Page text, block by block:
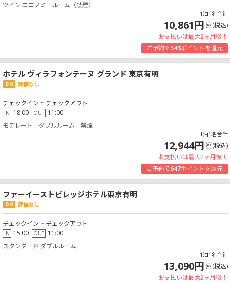
ツイン エコノミールーム（禁煙）
1泊1名合計
10,861円 (税込)
お支払いは最大2ヶ月後！
ご予約で543ポイントを還元
ホテル ヴィラフォンテーヌ グランド 東京有明
0.0 評価なし
チェックイン ~ チェックアウト
IN 18:00 OUT 11:00
モデレート ダブルルーム 禁煙
1泊1名合計
12,944円 (税込)
お支払いは最大2ヶ月後！
ご予約で647ポイントを還元
ファーイーストビレッジホテル東京有明
0.0 評価なし
チェックイン ~ チェックアウト
IN 15:00 OUT 11:00
スタンダード ダブルルーム
1泊1名合計
13,090円 (税込)
お支払いは最大2ヶ月後！